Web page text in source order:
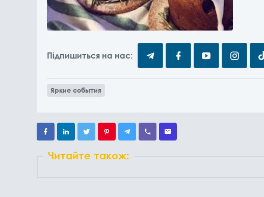
Підпишиться на нас:
Яркие события
Читайте також: